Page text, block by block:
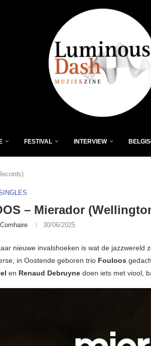
FESTIVAL INTERVIEW
– Mierador
30/06/2025
nieuwe invalshoeken is wat de jazzwereld
in Oostende geboren trio Fouloos
en Renaud Debruyne doen iets met viool,